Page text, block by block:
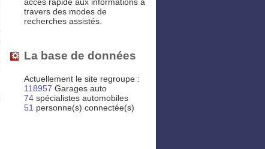
accès rapide aux informations à
travers des modes de
recherches assistés.
La base de données
Actuellement le site regroupe :
118957 Garages auto
74 spécialistes automobiles
51 personne(s) connectée(s)